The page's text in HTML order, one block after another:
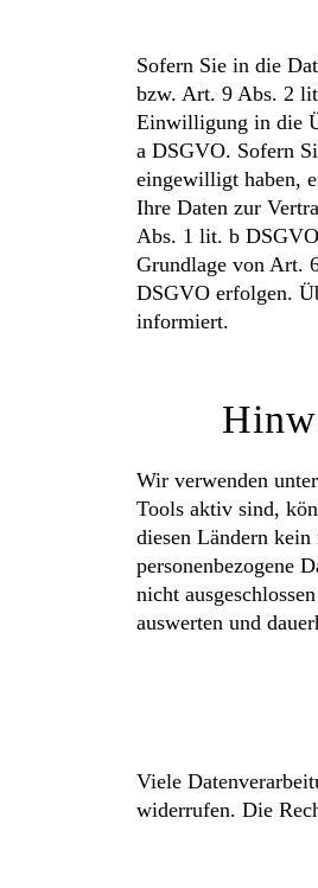
Sofern Sie in die
bzw. Art. 9 Abs. 2
Einwilligung in die
a DSGVO. Sofern
eingewilligt haben,
Ihre Daten zur
Abs. 1 lit. b
Grundlage von Art.
DSGVO erfolgen.
informiert.
Wir verwenden
Tools aktiv sind,
diesen Ländern
personenbezogene
nicht
auswerten und
Viele
widerrufen. Die